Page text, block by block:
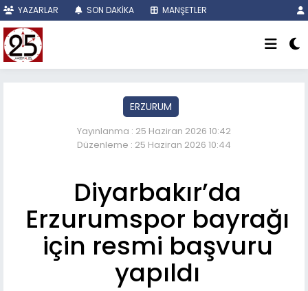
YAZARLAR SON DAKİKA MANŞETLER
ERZURUM
Yayınlanma : 25 Haziran 2026 10:42
Düzenleme : 25 Haziran 2026 10:44
Diyarbakır’da
Erzurumspor bayrağı
için resmi başvuru
yapıldı